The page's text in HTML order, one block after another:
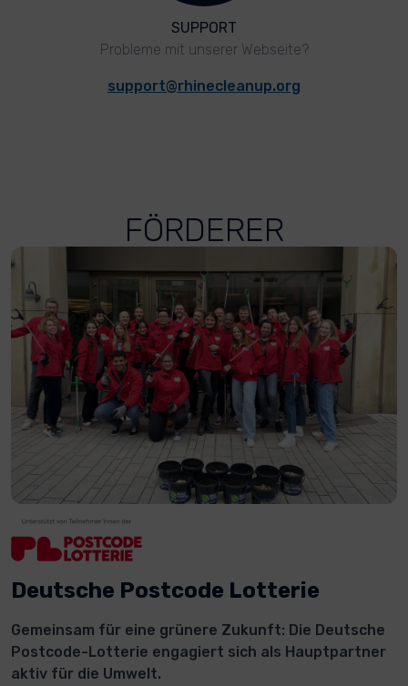
SUPPORT
Probleme mit unserer Webseite?
support@rhinecleanup.org
FÖRDERER
Deutsche Postcode Lotterie
Gemeinsam für eine grünere Zukunft: Die Deutsche
Postcode-Lotterie engagiert sich als Hauptpartner
aktiv für die Umwelt.